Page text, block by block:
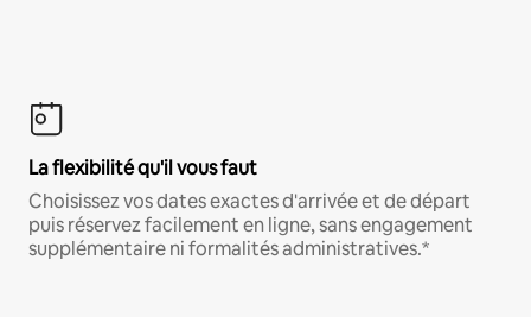
La flexibilité qu'il vous faut
Choisissez vos dates exactes d'arrivée et de départ
puis réservez facilement en ligne, sans engagement
supplémentaire ni formalités administratives.*